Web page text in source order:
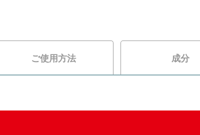
ご使用方法 成分